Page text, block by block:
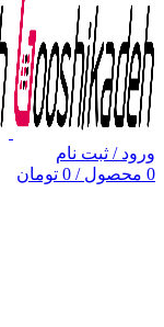
ورود / ثبت نام
0 محصول /
0 تومان